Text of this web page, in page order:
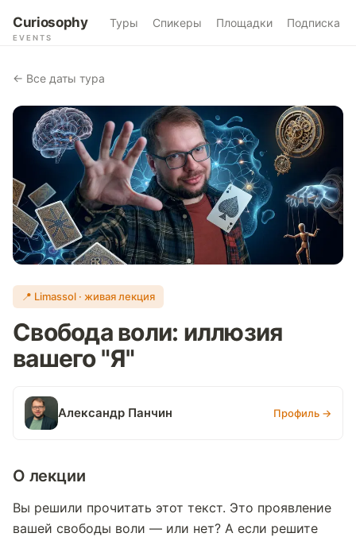
Curiosophy
EVENTS
Туры Спикеры Площадки Подписка
← Все даты тура
📍 Limassol · живая лекция
Свобода воли: иллюзия
вашего "Я"
Александр Панчин Профиль →
О лекции
Вы решили прочитать этот текст. Это проявление
вашей свободы воли — или нет? А если решите